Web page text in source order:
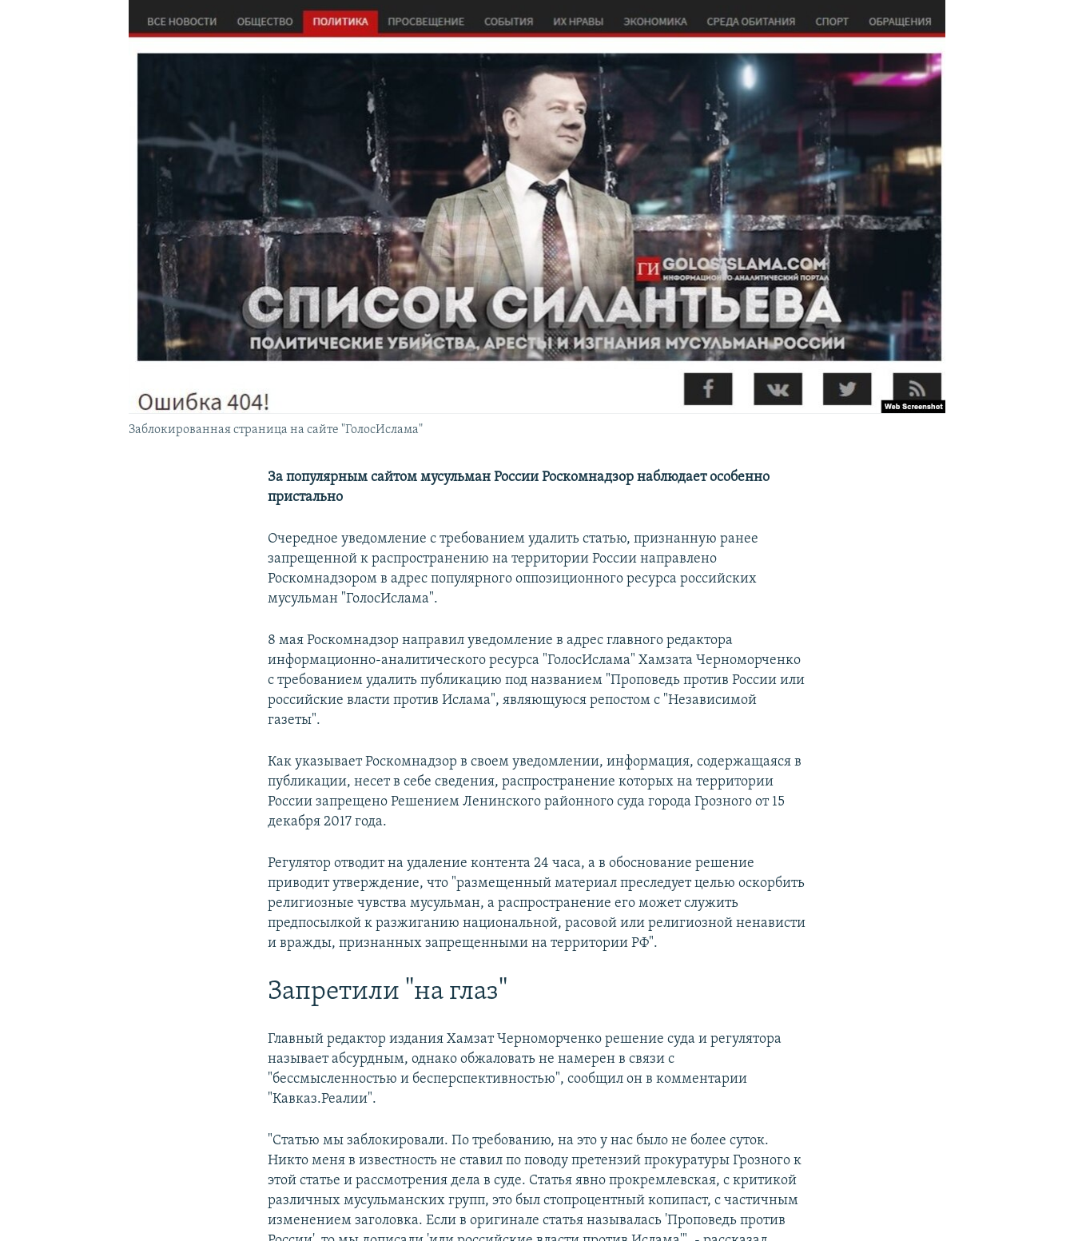
ПОДПИШИТЕСЬ НА РАССЫЛКУ
Заблокированная страница на сайте "ГолосИслама"
За популярным сайтом мусульман России Роскомнадзор наблюдает особенно
пристально
Очередное уведомление с требованием удалить статью, признанную ранее
запрещенной к распространению на территории России направлено
Роскомнадзором в адрес популярного оппозиционного ресурса российских
мусульман "ГолосИслама".
8 мая Роскомнадзор направил уведомление в адрес главного редактора
информационно-аналитического ресурса "ГолосИслама" Хамзата Черноморченко
с требованием удалить публикацию под названием "Проповедь против России или
российские власти против Ислама", являющуюся репостом с "Независимой
газеты".
Как указывает Роскомнадзор в своем уведомлении, информация, содержащаяся в
публикации, несет в себе сведения, распространение которых на территории
России запрещено Решением Ленинского районного суда города Грозного от 15
декабря 2017 года.
Регулятор отводит на удаление контента 24 часа, а в обоснование решение
приводит утверждение, что "размещенный материал преследует целью оскорбить
религиозные чувства мусульман, а распространение его может служить
предпосылкой к разжиганию национальной, расовой или религиозной ненависти
и вражды, признанных запрещенными на территории РФ".
Запретили "на глаз"
Главный редактор издания Хамзат Черноморченко решение суда и регулятора
называет абсурдным, однако обжаловать не намерен в связи с
"бессмысленностью и бесперспективностью", сообщил он в комментарии
"Кавказ.Реалии".
"Статью мы заблокировали. По требованию, на это у нас было не более суток.
Никто меня в известность не ставил по поводу претензий прокуратуры Грозного к
этой статье и рассмотрения дела в суде. Статья явно прокремлевская, с критикой
различных мусульманских групп, это был стопроцентный копипаст, с частичным
изменением заголовка. Если в оригинале статья называлась 'Проповедь против